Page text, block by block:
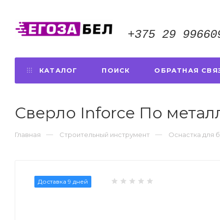
+375 29
КАТАЛОГ ПОИСК ОБРАТНАЯ
Сверло Inforce По
Главная Строительный инструмент Оснастка для
Доставка 9 дней